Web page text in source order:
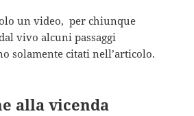
un video, per chiunque
vivo alcuni passaggi
solamente citati nell’articolo.
alla vicenda